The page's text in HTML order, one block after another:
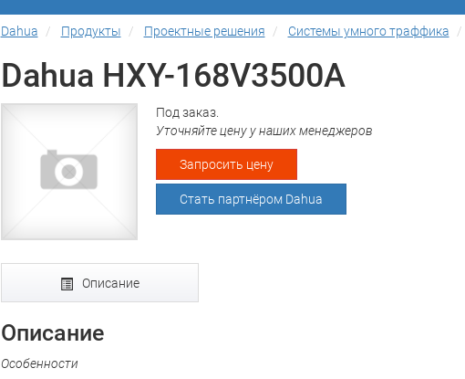
Dahua Продукты Проектные решения Системы умного траффика
Dahua HXY-168V3500A
Под заказ.
Уточняйте цену у наших менеджеров
Запросить цену
Стать партнёром Dahua
Описание
Описание
Особенности